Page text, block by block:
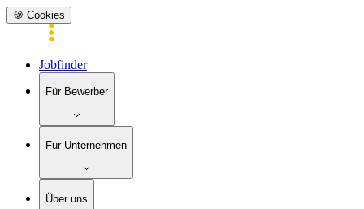
🍪 Cookies
Jobfinder
Für Bewerber
Für Unternehmen
Über uns